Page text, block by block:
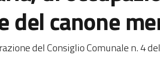
del canone
del Consiglio Comunale n. 4